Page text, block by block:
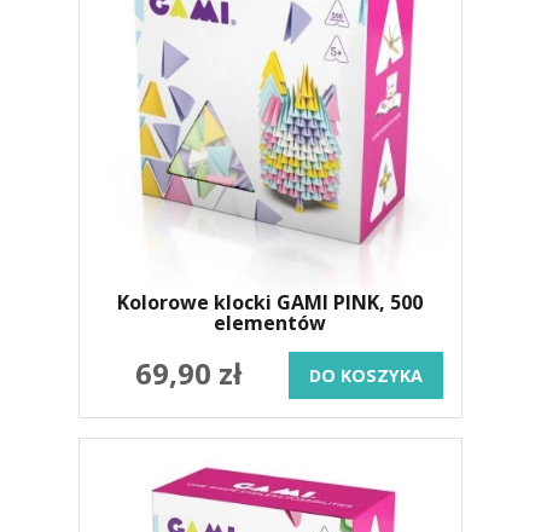
Kolorowe klocki GAMI PINK, 500
elementów
69,90 zł DO KOSZYKA